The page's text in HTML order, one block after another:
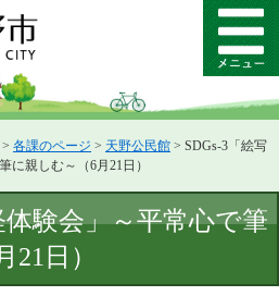
メ
ニ
ー
> 各課のページ > 天野公民館 > SDGs-3「絵写
に親しむ～（6月21日）
体験会」～平常心で筆
21日）